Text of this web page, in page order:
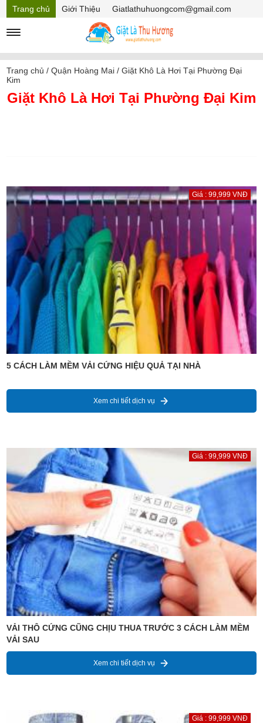
Trang chủ Giới Thiệu
Giatlathuhuongcom@gmail.com
Mã Giảm giá
Trang chủ /Quận Hoàng Mai /Giặt Khô Là Hơi Tại Phường Đại
Kim
Giặt Khô Là Hơi Tại Phường Đại Kim
Giá : 99,999 VNĐ
5 CÁCH LÀM MỀM VẢI CỨNG HIỆU QUẢ TẠI NHÀ
Xem chi tiết dịch vụ
Giá : 99,999 VNĐ
VẢI THÔ CỨNG CŨNG CHỊU THUA TRƯỚC 3 CÁCH LÀM MỀM
VẢI SAU
Xem chi tiết dịch vụ
Giá : 99,999 VNĐ